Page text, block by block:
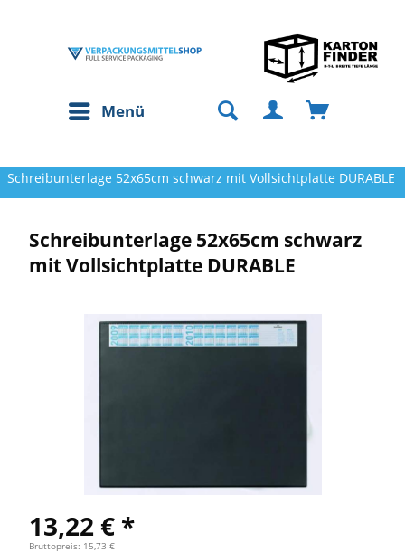
Menü
Schreibunterlage 52x65cm schwarz mit Vollsichtplatte DURABLE
Schreibunterlage 52x65cm schwarz
mit Vollsichtplatte DURABLE
13,22 € *
Bruttopreis: 15,73 €